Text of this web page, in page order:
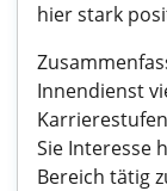
hier stark
Innendienst
Sie Interesse
Bereich tätig